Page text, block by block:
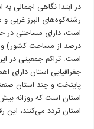
در ابتدا نگاهی اجمالی به
رشته‌کوه‌های البرز غربی
است. تراکم جمعیتی در
جغرافیایی استان دارای
استان تردد می‌کنند، این